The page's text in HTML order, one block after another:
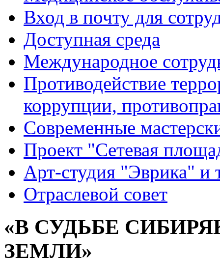
Вход в почту для
Доступная среда
Международное
Противодействие
коррупции,
Современные
Проект "Сетевая
Арт-студия "Эврика" и
Отраслевой совет
«В СУДЬБЕ
ЗЕМЛИ»